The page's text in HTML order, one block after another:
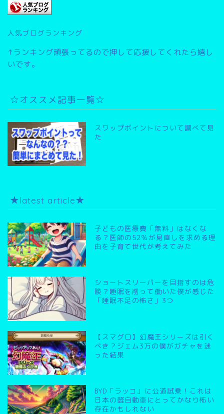
人気ブログランキング
↑ランキング頑張ってるので押して応援してくれたら嬉し
いです。
☆オススメ記事一覧☆
スワップポイントについて調べて見
た
★latest article★
子どもの医療費「無料」はなくな
る？医師の52％が見直しを求める理
由を子育て世代が考えてみた
ショートスリーパーを目指すのは危
険？睡眠を削って働いた僕が感じた
「睡眠不足の怖さ」3つ
【スマグロ】幻魔王シリーズは引く
べき？ジェム3万の僕がガチャを迷
った結果
BYD「ラッコ」に公道試乗！これは
日本の軽自動車にとってかなり怖い
存在かもしれない